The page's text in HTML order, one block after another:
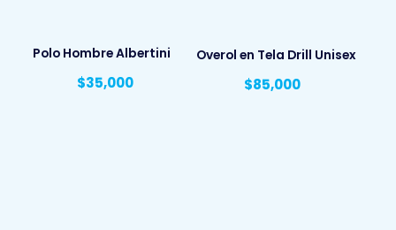
Polo Hombre Albertini
$35,000
Overol en Tela Drill Unisex
$85,000